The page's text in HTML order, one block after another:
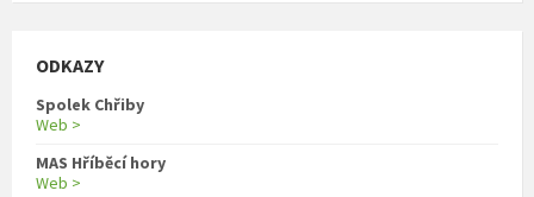
ODKAZY
Spolek Chřiby
Web >
MAS Hříběcí hory
Web >